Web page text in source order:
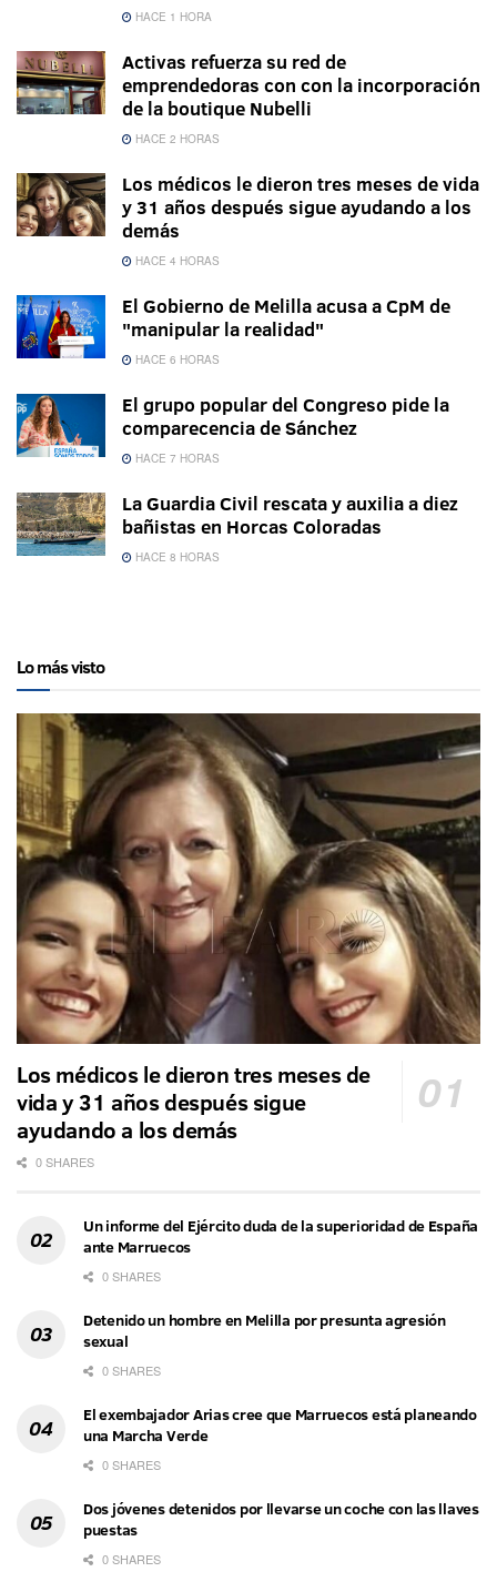
HACE 1 HORA
Activas refuerza su red de
emprendedoras con con la incorporación
de la boutique Nubelli
HACE 2 HORAS
Los médicos le dieron tres meses de vida
y 31 años después sigue ayudando a los
demás
HACE 4 HORAS
El Gobierno de Melilla acusa a CpM de
"manipular la realidad"
HACE 6 HORAS
El grupo popular del Congreso pide la
comparecencia de Sánchez
HACE 7 HORAS
La Guardia Civil rescata y auxilia a diez
bañistas en Horcas Coloradas
HACE 8 HORAS
Lo más visto
Los médicos le dieron tres meses de
vida y 31 años después sigue
ayudando a los demás
0 SHARES
Un informe del Ejército duda de la superioridad de España
ante Marruecos
0 SHARES
Detenido un hombre en Melilla por presunta agresión
sexual
0 SHARES
El exembajador Arias cree que Marruecos está planeando
una Marcha Verde
0 SHARES
Dos jóvenes detenidos por llevarse un coche con las llaves
puestas
0 SHARES